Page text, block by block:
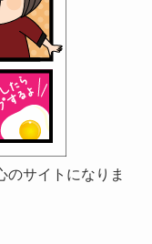
のサイトになりま